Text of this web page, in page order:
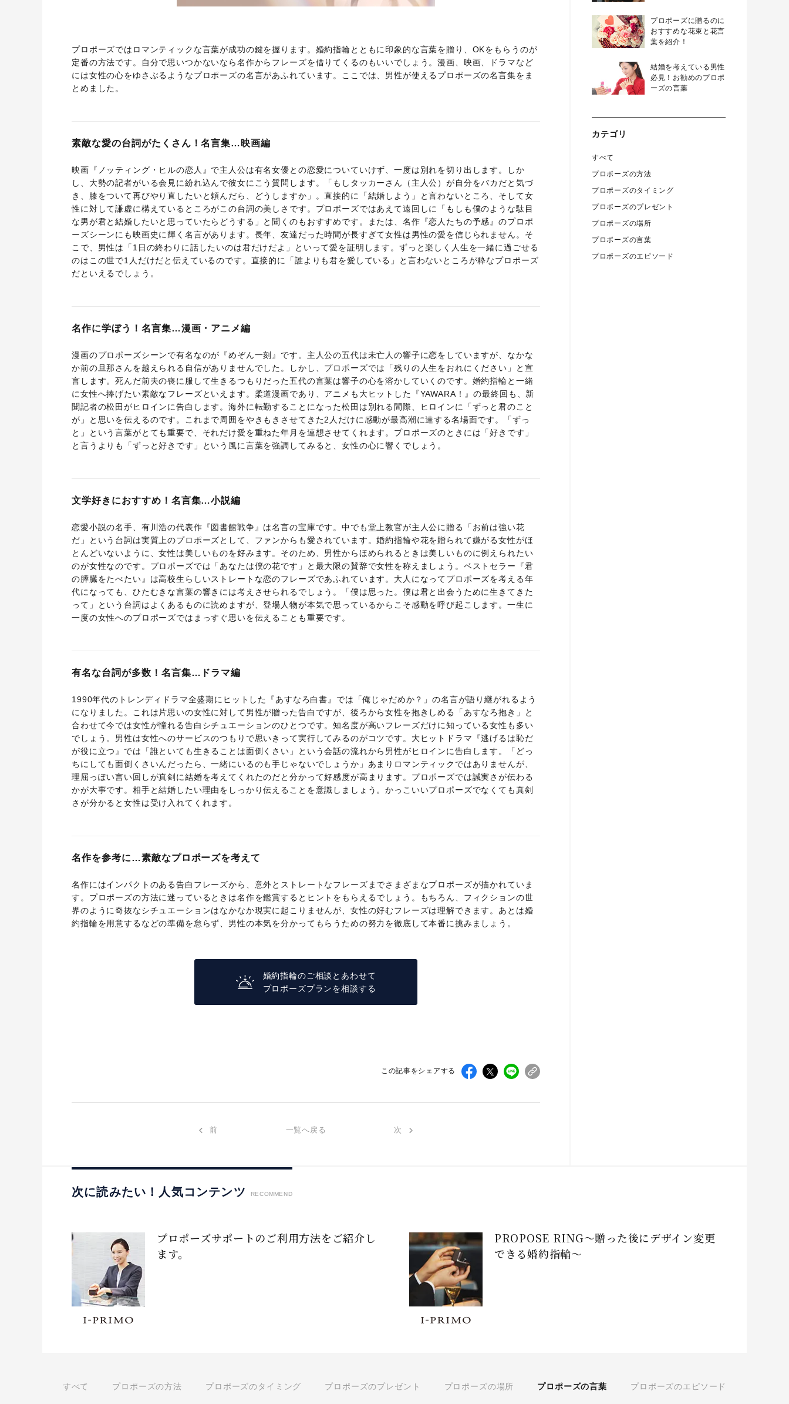
プロポーズではロマンティックな言葉が成功の鍵を握ります。婚約指輪とともに印象的な言葉を贈り、OKをもらうのが
定番の方法です。自分で思いつかないなら名作からフレーズを借りてくるのもいいでしょう。漫画、映画、ドラマなど
には女性の心をゆさぶるようなプロポーズの名言があふれています。ここでは、男性が使えるプロポーズの名言集をま
とめました。
素敵な愛の台詞がたくさん！名言集…映画編
映画『ノッティング・ヒルの恋人』で主人公は有名女優との恋愛についていけず、一度は別れを切り出します。しか
し、大勢の記者がいる会見に紛れ込んで彼女にこう質問します。「もしタッカーさん（主人公）が自分をバカだと気づ
き、膝をついて再びやり直したいと頼んだら、どうしますか」。直接的に「結婚しよう」と言わないところ、そして女
性に対して謙虚に構えているところがこの台詞の美しさです。プロポーズではあえて遠回しに「もしも僕のような駄目
な男が君と結婚したいと思っていたらどうする」と聞くのもおすすめです。または、名作『恋人たちの予感』のプロポ
ーズシーンにも映画史に輝く名言があります。長年、友達だった時間が長すぎて女性は男性の愛を信じられません。そ
こで、男性は「1日の終わりに話したいのは君だけだよ」といって愛を証明します。ずっと楽しく人生を一緒に過ごせる
のはこの世で1人だけだと伝えているのです。直接的に「誰よりも君を愛している」と言わないところが粋なプロポーズ
だといえるでしょう。
名作に学ぼう！名言集…漫画・アニメ編
漫画のプロポーズシーンで有名なのが『めぞん一刻』です。主人公の五代は未亡人の響子に恋をしていますが、なかな
か前の旦那さんを越えられる自信がありませんでした。しかし、プロポーズでは「残りの人生をおれにください」と宣
言します。死んだ前夫の喪に服して生きるつもりだった五代の言葉は響子の心を溶かしていくのです。婚約指輪と一緒
に女性へ捧げたい素敵なフレーズといえます。柔道漫画であり、アニメも大ヒットした『YAWARA！』の最終回も、新
聞記者の松田がヒロインに告白します。海外に転勤することになった松田は別れる間際、ヒロインに「ずっと君のこと
が」と思いを伝えるのです。これまで周囲をやきもきさせてきた2人だけに感動が最高潮に達する名場面です。「ずっ
と」という言葉がとても重要で、それだけ愛を重ねた年月を連想させてくれます。プロポーズのときには「好きです」
と言うよりも「ずっと好きです」という風に言葉を強調してみると、女性の心に響くでしょう。
文学好きにおすすめ！名言集…小説編
恋愛小説の名手、有川浩の代表作『図書館戦争』は名言の宝庫です。中でも堂上教官が主人公に贈る「お前は強い花
だ」という台詞は実質上のプロポーズとして、ファンからも愛されています。婚約指輪や花を贈られて嫌がる女性がほ
とんどいないように、女性は美しいものを好みます。そのため、男性からほめられるときは美しいものに例えられたい
のが女性なのです。プロポーズでは「あなたは僕の花です」と最大限の賛辞で女性を称えましょう。ベストセラー『君
の膵臓をたべたい』は高校生らしいストレートな恋のフレーズであふれています。大人になってプロポーズを考える年
代になっても、ひたむきな言葉の響きには考えさせられるでしょう。「僕は思った。僕は君と出会うために生きてきた
って」という台詞はよくあるものに読めますが、登場人物が本気で思っているからこそ感動を呼び起こします。一生に
一度の女性へのプロポーズではまっすぐ思いを伝えることも重要です。
有名な台詞が多数！名言集…ドラマ編
1990年代のトレンディドラマ全盛期にヒットした『あすなろ白書』では「俺じゃだめか？」の名言が語り継がれるよう
になりました。これは片思いの女性に対して男性が贈った告白ですが、後ろから女性を抱きしめる「あすなろ抱き」と
合わせて今では女性が憧れる告白シチュエーションのひとつです。知名度が高いフレーズだけに知っている女性も多い
でしょう。男性は女性へのサービスのつもりで思いきって実行してみるのがコツです。大ヒットドラマ『逃げるは恥だ
が役に立つ』では「誰といても生きることは面倒くさい」という会話の流れから男性がヒロインに告白します。「どっ
ちにしても面倒くさいんだったら、一緒にいるのも手じゃないでしょうか」あまりロマンティックではありませんが、
理屈っぽい言い回しが真剣に結婚を考えてくれたのだと分かって好感度が高まります。プロポーズでは誠実さが伝わる
かが大事です。相手と結婚したい理由をしっかり伝えることを意識しましょう。かっこいいプロポーズでなくても真剣
さが分かると女性は受け入れてくれます。
名作を参考に…素敵なプロポーズを考えて
名作にはインパクトのある告白フレーズから、意外とストレートなフレーズまでさまざまなプロポーズが描かれていま
す。プロポーズの方法に迷っているときは名作を鑑賞するとヒントをもらえるでしょう。もちろん、フィクションの世
界のように奇抜なシチュエーションはなかなか現実に起こりませんが、女性の好むフレーズは理解できます。あとは婚
約指輪を用意するなどの準備を怠らず、男性の本気を分かってもらうための努力を徹底して本番に挑みましょう。
婚約指輪のご相談とあわせて
プロポーズプランを相談する
この記事をシェアする
前 一覧へ戻る 次
プロポーズに贈るのに
おすすめな花束と花言
葉を紹介！
結婚を考えている男性
必見！お勧めのプロポ
ーズの言葉
カテゴリ
すべて
プロポーズの方法
プロポーズのタイミング
プロポーズのプレゼント
プロポーズの場所
プロポーズの言葉
プロポーズのエピソード
次に読みたい！人気コンテンツ RECOMMEND
プロポーズサポートのご利用方法をご紹介し
ます。
PROPOSE RING～贈った後にデザイン変更
できる婚約指輪～
すべて プロポーズの方法 プロポーズのタイミング プロポーズのプレゼント プロポーズの場所 プロポーズの言葉 プロポーズのエピソード